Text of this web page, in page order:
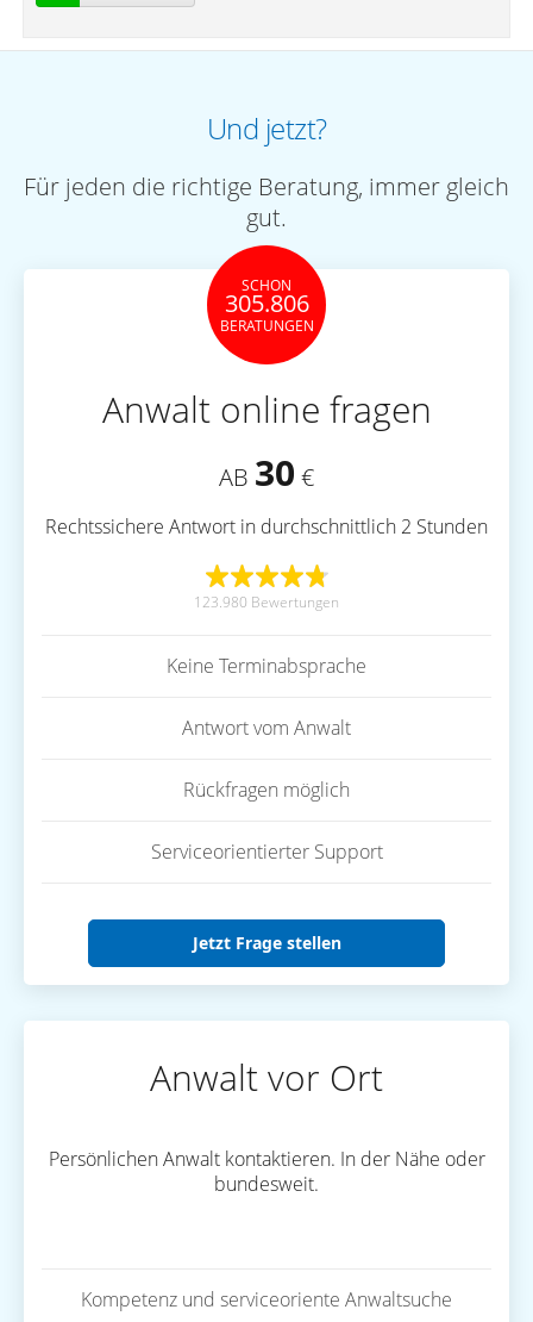
Und jetzt?
Für jeden die richtige Beratung, immer gleich
gut.
SCHON
305.806
BERATUNGEN
Anwalt online fragen
AB 30 €
Rechtssichere Antwort in durchschnittlich 2 Stunden
123.980 Bewertungen
Keine Terminabsprache
Antwort vom Anwalt
Rückfragen möglich
Serviceorientierter Support
Jetzt Frage stellen
Anwalt vor Ort
Persönlichen Anwalt kontaktieren. In der Nähe oder
bundesweit.
Kompetenz und serviceoriente Anwaltsuche